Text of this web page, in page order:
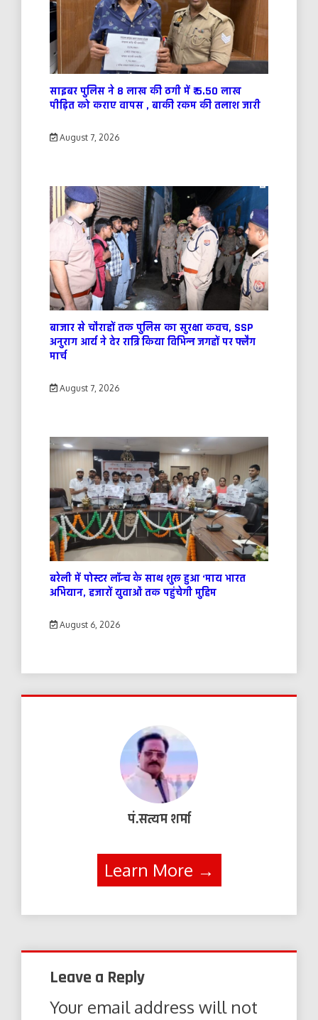
साइबर पुलिस ने 8 लाख की ठगी में ₹ 5.50 लाख
पीड़ित को कराए वापस , बाकी रकम की तलाश जारी
August 7, 2026
बाजार से चौराहों तक पुलिस का सुरक्षा कवच, SSP
अनुराग आर्य ने देर रात्रि किया विभिन्न जगहों पर फ्लैग
मार्च
August 7, 2026
बरेली में पोस्टर लॉन्च के साथ शुरू हुआ ‘माय भारत
अभियान, हजारों युवाओं तक पहुंचेगी मुहिम
August 6, 2026
पं.सत्यम शर्मा
Learn More →
Leave a Reply
Your email address will not